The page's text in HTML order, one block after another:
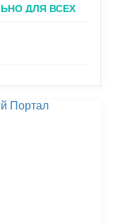
ДЛЯ ВСЕХ